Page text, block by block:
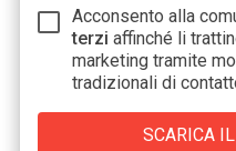
Acconsento alla
terzi affinché li
marketing tramite
tradizionali di